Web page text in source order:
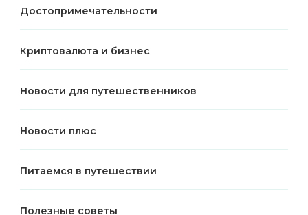
Достопримечательности
Криптовалюта и бизнес
Новости для путешественников
Новости плюс
Питаемся в путешествии
Полезные советы